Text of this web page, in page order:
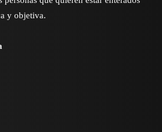
y objetiva.